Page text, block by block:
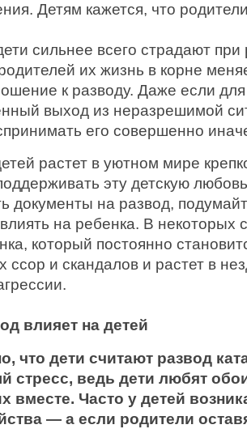
Детям кажется, что
сильнее всего страдают
их жизнь в корне
к разводу. Даже если
выход из неразрешимой
его совершенно
растет в уютном мире
эту детскую
документы на развод,
на ребенка. В некоторых
который постоянно
ссор и скандалов и растет в
влияет на детей
что дети считают развод
стресс, ведь дети любят
вместе. Часто у детей
— а если родители